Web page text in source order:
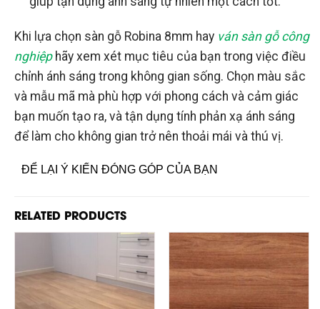
Khi lựa chọn sàn gỗ Robina 8mm hay ván sàn gỗ công
nghiệphãy xem xét mục tiêu của bạn trong việc điều
chỉnh ánh sáng trong không gian sống. Chọn màu sắc
và mẫu mã mà phù hợp với phong cách và cảm giác
bạn muốn tạo ra, và tận dụng tính phản xạ ánh sáng
để làm cho không gian trở nên thoải mái và thú vị.
ĐỂ LẠI Ý KIẾN ĐÓNG GÓP CỦA BẠN
RELATED PRODUCTS